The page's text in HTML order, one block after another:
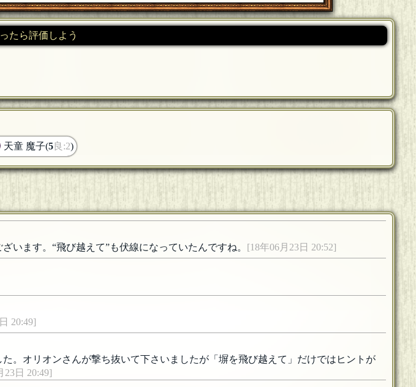
たら評価しよう
天童 魔子(5良:2)
います。“飛び越えて”も伏線になっていたんですね。
[18年06月23日 20:52]
20:49]
。オリオンさんが撃ち抜いて下さいましたが「塀を飛び越えて」だけではヒントが
23日 20:49]